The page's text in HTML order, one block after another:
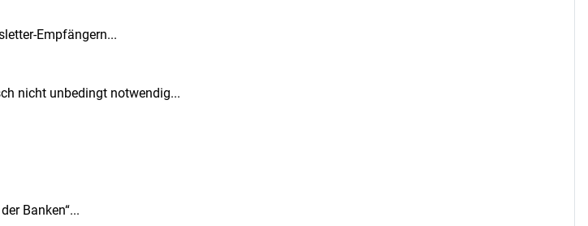
Empfängern...
nicht unbedingt notwendig...
Banken“...